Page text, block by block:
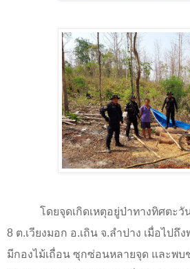
โดยจุดเกิดเหตุอยู่ป่าทางทิศตะ
8 ต.เวียงมอก อ.เถิน จ.ลำปาง เมื่อไปถึ
มีกองไม้เถื่อน ซุกซ่อนหลายจุด และพบ